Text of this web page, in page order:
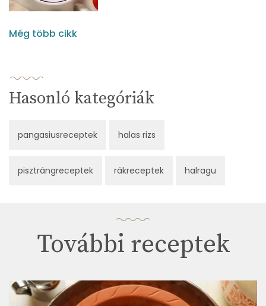
Még több cikk
Hasonló kategóriák
pangasiusreceptek halas rizs
pisztrángreceptek rákreceptek halragu
További receptek